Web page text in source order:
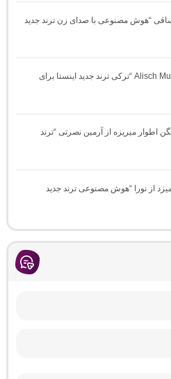
“هوش مصنوعی با صدای زن ترند جدید
دانلود آهنگ Havası Yeter از Alisch Music “ترکی ترند جدید اینستا برای
اﻃﻮار ﻣﻴﺮﻳﺰه از آرمین نصرتی “ترند
از نورا “هوش مصنوعی ترند جدید